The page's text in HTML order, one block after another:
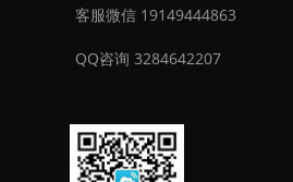
客服微信 19149444863
QQ咨询 3284642207